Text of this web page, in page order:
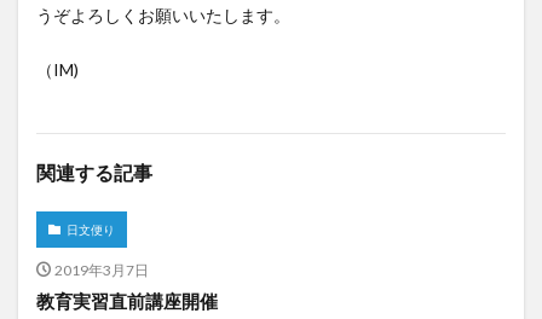
うぞよろしくお願いいたします。
（IM)
関連する記事
日文便り
2019年3月7日
教育実習直前講座開催